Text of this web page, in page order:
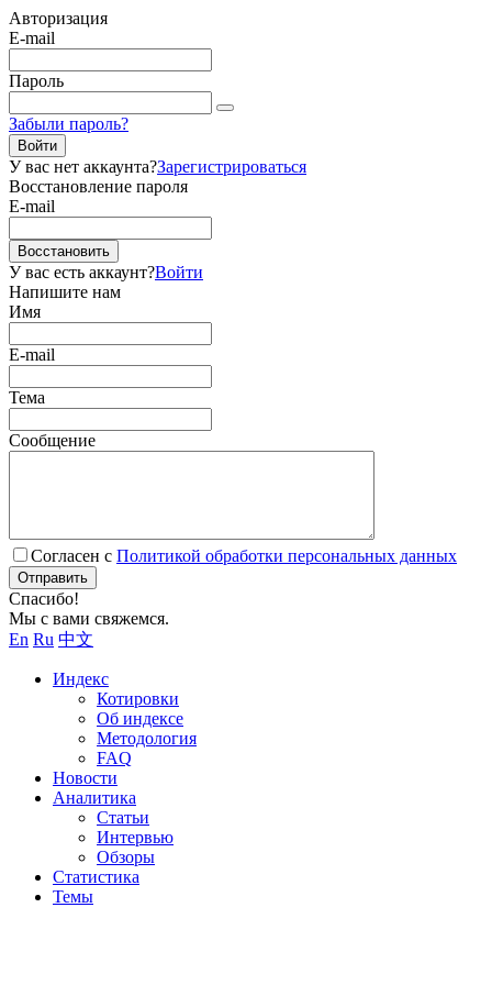
Авторизация
E-mail
Пароль
Забыли пароль?
Войти
У вас нет аккаунта?Зарегистрироваться
Восстановление пароля
E-mail
Восстановить
У вас есть аккаунт?Войти
Напишите нам
Имя
E-mail
Тема
Сообщение
Согласен с Политикой обработки персональных данных
Отправить
Спасибо!
Мы с вами свяжемся.
En Ru 中文
Индекс
Котировки
Об индексе
Методология
FAQ
Новости
Аналитика
Статьи
Интервью
Обзоры
Статистика
Темы